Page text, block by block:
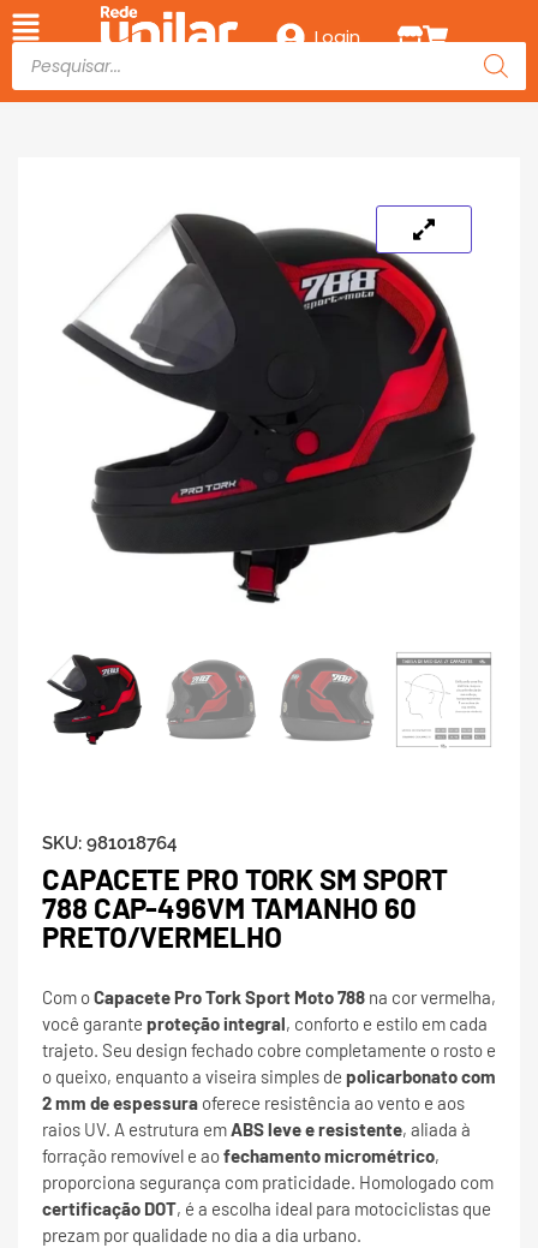
Login
SKU: 981018764
CAPACETE PRO TORK SM SPORT
788 CAP-496VM TAMANHO 60
PRETO/VERMELHO
Com oCapacete Pro Tork Sport Moto 788 na cor vermelha,
você garante proteção integral, conforto e estilo em cada
trajeto. Seu design fechado cobre completamente o rosto e
o queixo, enquanto a viseira simples de policarbonato com
2 mm de espessura oferece resistência ao vento e aos
raios UV. A estrutura emABS leve e resistente, aliada à
forração removível e aofechamento micrométrico,
proporciona segurança com praticidade. Homologado com
certificação DOT, é a escolha ideal para motociclistas que
prezam por qualidade no dia a dia urbano.